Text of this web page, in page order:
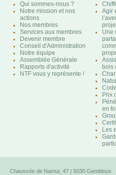
Qui sommes-nous ?
Notre mission et nos
actions
Nos membres
Services aux membres
Devenir membre
Conseil d'Administration
Notre équipe
Assemblée Générale
Rapports d'activité
NTF vous y représente !
Agir
Une
bois
Prix
en
Les
Chaussée de Namur, 47 | 5030 Gembloux